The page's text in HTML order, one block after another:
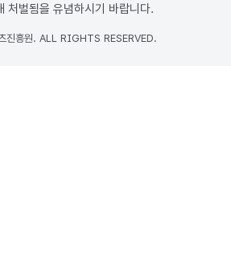
처벌됨을 유념하시기 바랍니다.
흥원. ALL RIGHTS RESERVED.